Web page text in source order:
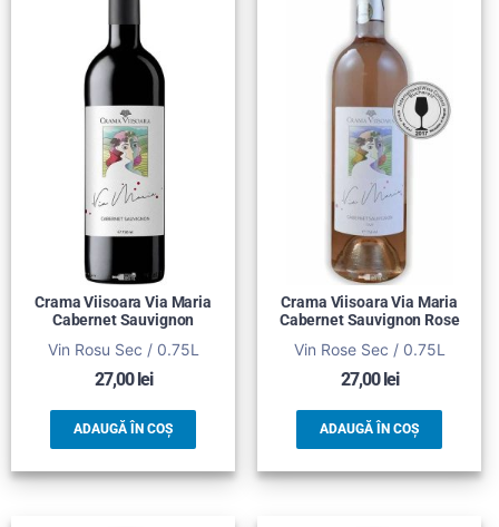
Crama Viisoara Via Maria
Cabernet Sauvignon
Vin Rosu Sec / 0.75L
27,00 lei
ADAUGĂ ÎN COȘ
Crama Viisoara Via Maria
Cabernet Sauvignon Rose
Vin Rose Sec / 0.75L
27,00 lei
ADAUGĂ ÎN COȘ